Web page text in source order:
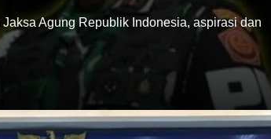
Agung Republik Indonesia, aspirasi dan